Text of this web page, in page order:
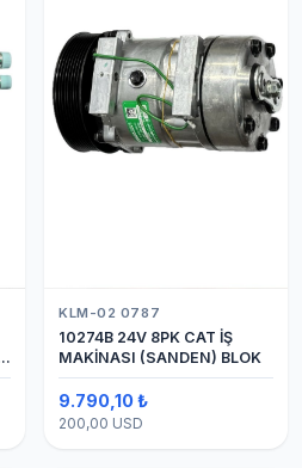
KLM-02 0787
10274B 24V 8PK CAT İŞ
MAKİNASI (SANDEN) BLOK
9.790,10 ₺
200,00 USD